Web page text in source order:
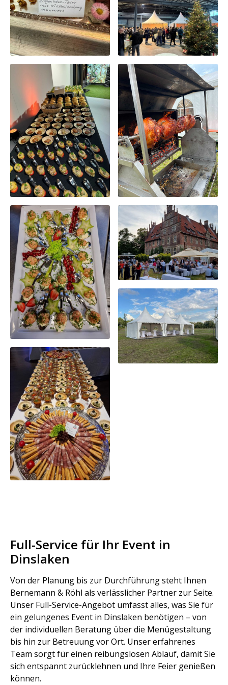
Full-Service für Ihr Event in
Dinslaken
Von der Planung bis zur Durchführung steht Ihnen
Bernemann & Röhl als verlässlicher Partner zur Seite.
Unser Full-Service-Angebot umfasst alles, was Sie für
ein gelungenes Event in Dinslaken benötigen – von
der individuellen Beratung über die Menügestaltung
bis hin zur Betreuung vor Ort. Unser erfahrenes
Team sorgt für einen reibungslosen Ablauf, damit Sie
sich entspannt zurücklehnen und Ihre Feier genießen
können.